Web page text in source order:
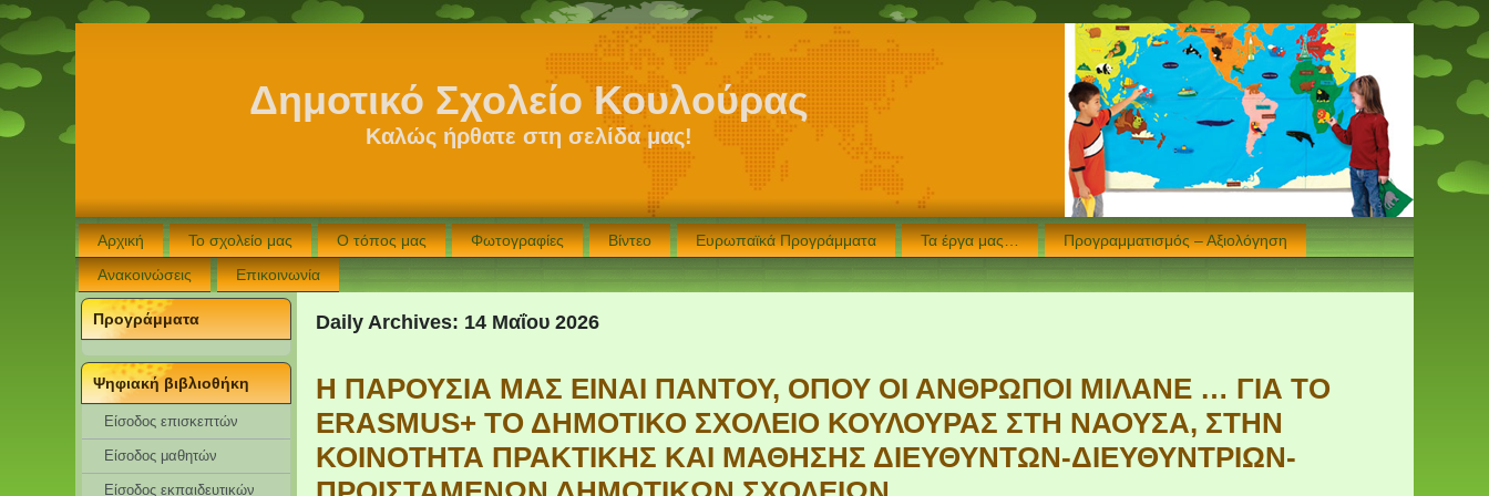
Δημοτικό Σχολείο Κουλούρας
Καλώς ήρθατε στη σελίδα μας!
Αρχική Το σχολείο μας Ο τόπος μας Φωτογραφίες Βίντεο Ευρωπαϊκά Προγράμματα Τα έργα μας…
Προγραμματισμός – Αξιολόγηση
Ανακοινώσεις
Επικοινωνία
Προγράμματα
Ψηφιακή βιβλιοθήκη
Είσοδος επισκεπτών
Eίσοδος μαθητών
Είσοδος εκπαιδευτικών
Daily Archives: 14 Μαΐου 2026
Η ΠΑΡΟΥΣΙΑ ΜΑΣ ΕΙΝΑΙ ΠΑΝΤΟΥ, ΟΠΟΥ ΟΙ ΑΝΘΡΩΠΟΙ ΜΙΛΑΝΕ … ΓΙΑ ΤΟ
ERASMUS+ ΤΟ ΔΗΜΟΤΙΚΟ ΣΧΟΛΕΙΟ ΚΟΥΛΟΥΡΑΣ ΣΤΗ ΝΑΟΥΣΑ, ΣΤΗΝ
ΚΟΙΝΟΤΗΤΑ ΠΡΑΚΤΙΚΗΣ ΚΑΙ ΜΑΘΗΣΗΣ ΔΙΕΥΘΥΝΤΩΝ-ΔΙΕΥΘΥΝΤΡΙΩΝ-